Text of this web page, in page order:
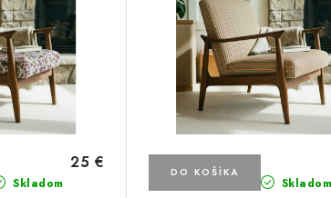
Skladom
25 € DO KOŠÍKA